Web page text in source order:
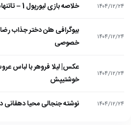
۱۴۰۴/۱۲/۲۴ خلاصه بازی لیورپول 1 – تاتنهام 1 (لیگ برتر انگلیس)
۱۴۰۴/۱۲/۲۴
بیوگرافی هلن دختر جذاب
خصوصی
۱۴۰۴/۱۲/۲۴
عکس| لیلا فروهر با لباس
خوشتیپش
۱۴۰۴/۱۲/۲۴ نوشته جنجالی محیا دهقانی